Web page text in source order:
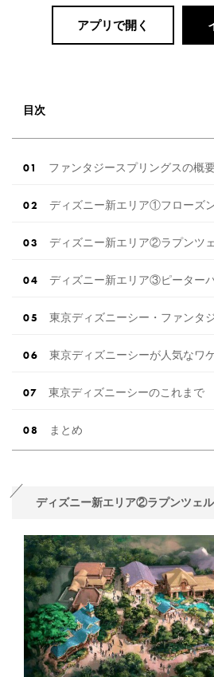
アプリで開く
目次
ファンタジースプリングスの概
ディズニー新エリア①フローズ
ディズニー新エリア②ラプンツ
ディズニー新エリア③ピーター
東京ディズニーシー・ファンタ
東京ディズニーシーが人気なワ
東京ディズニーシーのこれまで
まとめ
ディズニー新エリア②ラプンツェ